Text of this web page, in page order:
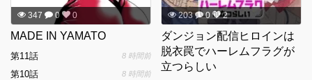
347 0 0
MADE IN YAMATO
第11話 8 時間前
第10話 8 時間前
203 0 2
ダンジョン配信ヒロインは
脱衣罠でハーレムフラグが
立つらしい